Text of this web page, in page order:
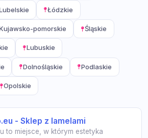
Łódzkie
pomorskie Śląskie
Lubuskie
Dolnośląskie Podlaskie
Opolskie
- Sklep z lamelami
to miejsce, w którym estetyka